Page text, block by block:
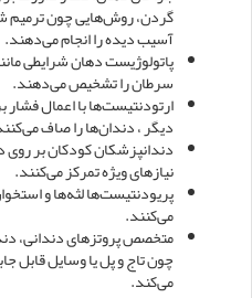
گردن، روش‌هایی چون ترمیم
آسیب دیده را انجام می‌دهند.
پاتولوژیست دهان شرایطی
سرطان را تشخیص می‌دهند.
ارتودنتیست‌ها با اعمال
دیگر ، دندان‌ها را صاف
دندانپزشکان کودکان بر روی
نیازهای ویژه تمرکز می‌کنند.
پریودنتیست‌ها لثه‌ها و
می‌کنند.
متخصص پروتزهای دندانی،
چون تاج و پل یا وسایل قابل
می‌کند.